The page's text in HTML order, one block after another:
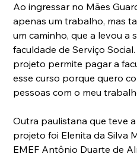
Ao ingressar no Mães
apenas um trabalho, mas
um caminho, que a levou a
faculdade de Serviço
projeto permite pagar a
esse curso porque quero
pessoas com o meu
Outra paulistana que teve
projeto foi Elenita da Silva
EMEF Antônio Duarte de